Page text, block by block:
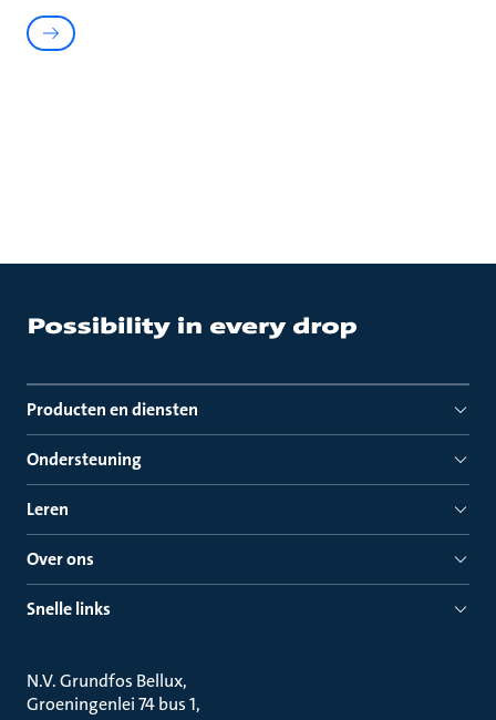
Producten en diensten
Ondersteuning
Leren
Over ons
Snelle links
N.V. Grundfos Bellux
Groeningenlei 74 bus 1